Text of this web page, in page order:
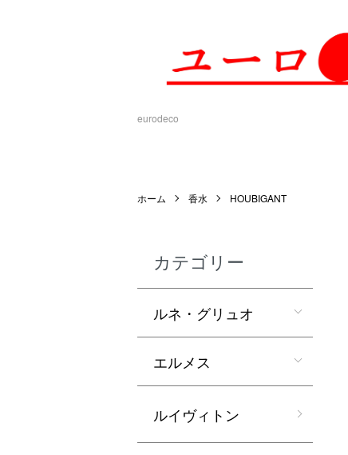
eurodeco
ホーム 香水 HOUBIGANT
カテゴリー
ルネ・グリュオ
エルメス
ルイヴィトン